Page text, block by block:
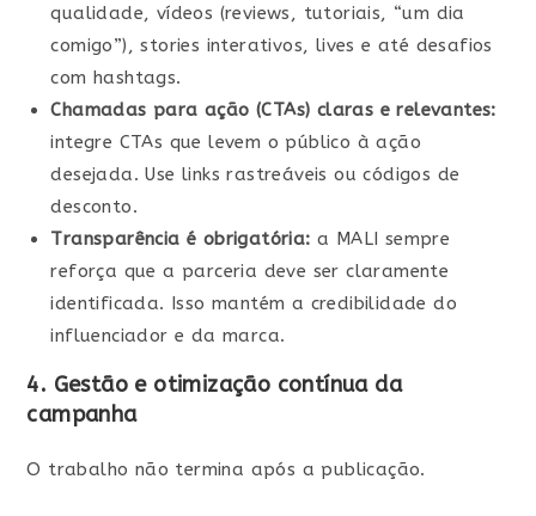
qualidade, vídeos (reviews, tutoriais, “um dia
comigo”), stories interativos, lives e até desafios
com hashtags.
Chamadas para ação (CTAs) claras e relevantes:
integre CTAs que levem o público à ação
desejada. Use links rastreáveis ou códigos de
desconto.
Transparência é obrigatória: a MALI sempre
reforça que a parceria deve ser claramente
identificada. Isso mantém a credibilidade do
influenciador e da marca.
4. Gestão e otimização contínua da
campanha
O trabalho não termina após a publicação.